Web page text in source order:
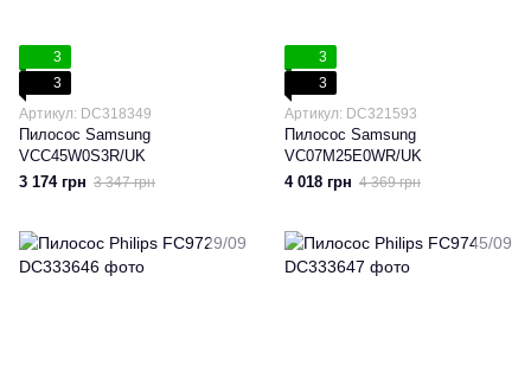
3
3
Артикул: DC318349
Пилосос Samsung
VCC45W0S3R/UK
3 174 грн 3 347 грн
3
3
Артикул: DC321593
Пилосос Samsung
VC07M25E0WR/UK
4 018 грн 4 369 грн